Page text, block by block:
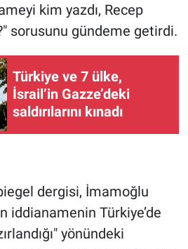
kim yazdı, Recep
sorusunu gündeme getirdi.
Türkiye ve 7 ülke,
İsrail’in Gazze’deki
saldırılarını kınadı
dergisi, İmamoğlu
iddianamenin Türkiye’de
yönündeki